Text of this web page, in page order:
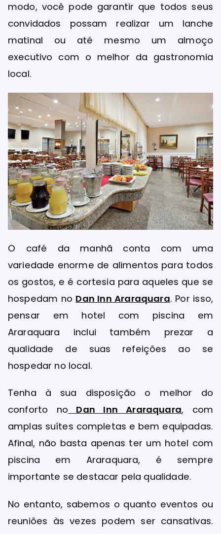
modo, você pode garantir que todos seus
convidados possam realizar um lanche
matinal ou até mesmo um almoço
executivo com o melhor da gastronomia
local.
O café da manhã conta com uma
variedade enorme de alimentos para todos
os gostos, e é cortesia para aqueles que se
hospedam no Dan Inn Araraquara. Por isso,
pensar em hotel com piscina em
Araraquara inclui também prezar a
qualidade de suas refeições ao se
hospedar no local.
Tenha à sua disposição o melhor do
conforto no Dan Inn Araraquara, com
amplas suítes completas e bem equipadas.
Afinal, não basta apenas ter um hotel com
piscina em Araraquara, é sempre
importante se destacar pela qualidade.
No entanto, sabemos o quanto eventos ou
reuniões às vezes podem ser cansativas.